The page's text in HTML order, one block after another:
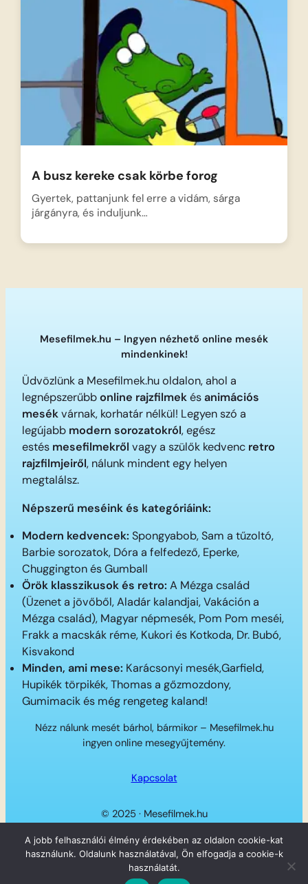
A busz kereke csak körbe forog
Gyertek, pattanjunk fel erre a vidám, sárga
járgányra, és induljunk…
Mesefilmek.hu – Ingyen nézhető online mesék
mindenkinek!
Üdvözlünk a Mesefilmek.hu oldalon, ahol a
legnépszerűbbonline rajzfilmekésanimációs
mesékvárnak, korhatár nélkül! Legyen szó a
legújabb modern sorozatokról, egész
estés mesefilmekről vagy a szülők kedvenc retro
rajzfilmjeiről, nálunk mindent egy helyen
megtalálsz.
Népszerű meséink és kategóriáink:
Modern kedvencek: Spongyabob, Sam a tűzoltó,
Barbie sorozatok, Dóra a felfedező, Eperke,
Chuggington és Gumball
Örök klasszikusok és retro: A Mézga család
(Üzenet a jövőből, Aladár kalandjai, Vakáción a
Mézga család), Magyar népmesék, Pom Pom meséi,
Frakk a macskák réme, Kukori és Kotkoda, Dr. Bubó,
Kisvakond
Minden, ami mese: Karácsonyi mesék,Garfield,
Hupikék törpikék, Thomas a gőzmozdony,
Gumimacik és még rengeteg kaland!
Nézz nálunk mesét bárhol, bármikor – Mesefilmek.hu
ingyen online mesegyűjtemény.
Kapcsolat
© 2025 · Mesefilmek.hu
Twitter
Instagram
LinkedIn
Facebook
A jobb felhasználói élmény érdekében az oldalon cookie-kat
használunk. Oldalunk használatával, Ön elfogadja a cookie-k
használatát.